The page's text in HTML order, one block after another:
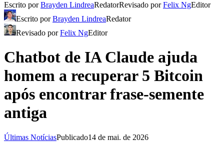
Escrito porBrayden LindreaRedatorRevisado porFelix NgEditor
Escrito porBrayden LindreaRedator
Revisado porFelix NgEditor
Chatbot de IA Claude ajuda
homem a recuperar 5 Bitcoin
após encontrar frase-semente
antiga
Últimas NotíciasPublicado14 de mai. de 2026